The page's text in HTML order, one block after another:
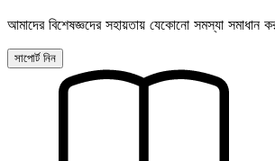
আমাদের বিশেষজ্ঞদের সহায়তায় যেকোনো সমস্যা সমাধান
সাপোর্ট নিন